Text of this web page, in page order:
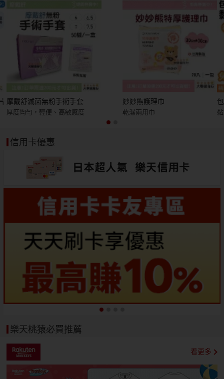
摩戴舒滅菌無粉手術手套
厚度均勻，輕便、高敏感度
妙妙熊護理巾
乾濕兩用巾
信用卡優惠
樂天桃猿必買推薦
看更多